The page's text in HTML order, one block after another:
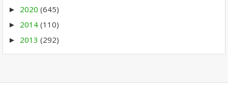
► 2020 (645)
► 2014 (110)
► 2013 (292)